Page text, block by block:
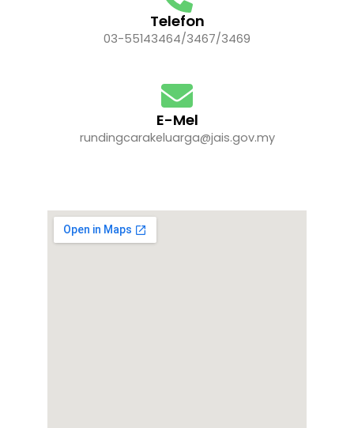
Telefon
03-55143464/3467/3469
E-Mel
rundingcarakeluarga@jais.gov.my